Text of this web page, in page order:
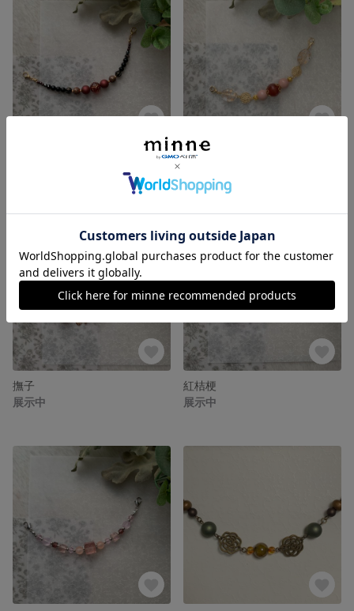
赭
撫子
展示中
紅桔梗
展示中